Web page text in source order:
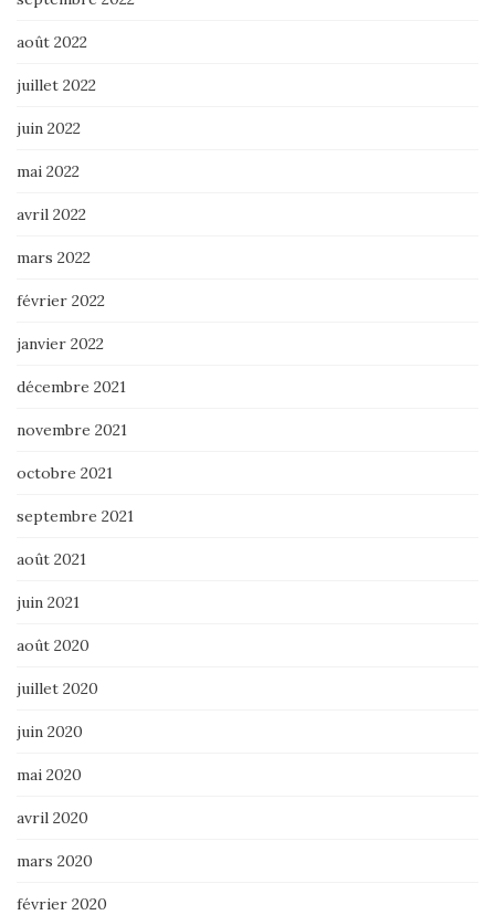
août 2022
juillet 2022
juin 2022
mai 2022
avril 2022
mars 2022
février 2022
janvier 2022
décembre 2021
novembre 2021
octobre 2021
septembre 2021
août 2021
juin 2021
août 2020
juillet 2020
juin 2020
mai 2020
avril 2020
mars 2020
février 2020